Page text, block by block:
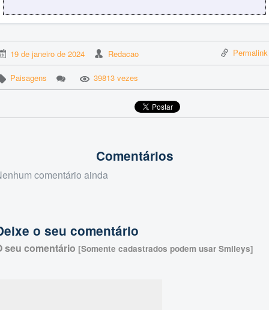
19 de janeiro de 2024 Redacao Permalink
Paisagens 39813 vezes
Comentários
comentário ainda
o seu comentário
seu comentário [Somente cadastrados podem usar Smileys]